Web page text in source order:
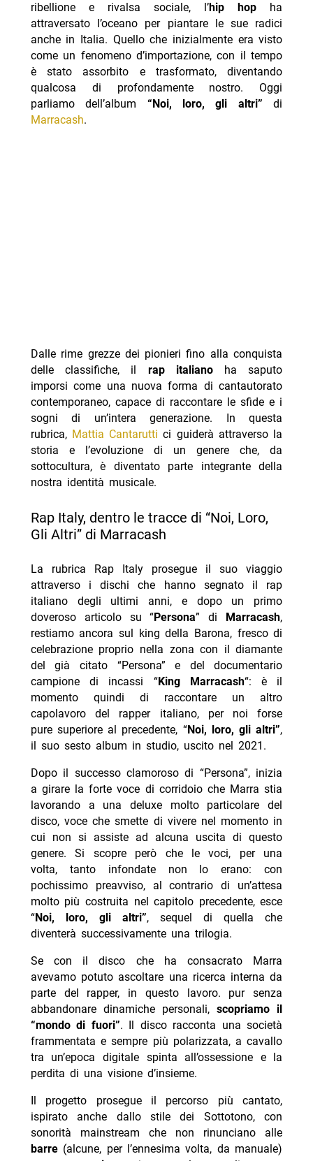
ribellione e rivalsa sociale, l’hip hop ha
attraversato l’oceano per piantare le sue radici
anche in Italia. Quello che inizialmente era visto
come un fenomeno d’importazione, con il tempo
è stato assorbito e trasformato, diventando
qualcosa di profondamente nostro. Oggi
parliamo dell’album “Noi, loro, gli altri”di
Marracash.
Dalle rime grezze dei pionieri fino alla conquista
delle classifiche, il rap italianoha saputo
imporsi come una nuova forma di cantautorato
contemporaneo, capace di raccontare le sfide e i
sogni di un’intera generazione. In questa
rubrica, Mattia Cantarutti ci guiderà attraverso la
storia e l’evoluzione di un genere che, da
sottocultura, è diventato parte integrante della
nostra identità musicale.
Rap Italy, dentro le tracce di “Noi, Loro,
Gli Altri” di Marracash
La rubrica Rap Italy prosegue il suo viaggio
attraverso i dischi che hanno segnato il rap
italiano degli ultimi anni, e dopo un primo
doveroso articolo su “Persona” di Marracash,
restiamo ancora sul king della Barona, fresco di
celebrazione proprio nella zona con il diamante
del già citato “Persona” e del documentario
campione di incassi “King Marracash“: è il
momento quindi di raccontare un altro
capolavoro del rapper italiano, per noi forse
pure superiore al precedente, “Noi, loro, gli altri”,
il suo sesto album in studio, uscito nel 2021.
Dopo il successo clamoroso di “Persona”, inizia
a girare la forte voce di corridoio che Marra stia
lavorando a una deluxe molto particolare del
disco, voce che smette di vivere nel momento in
cui non si assiste ad alcuna uscita di questo
genere. Si scopre però che le voci, per una
volta, tanto infondate non lo erano: con
pochissimo preavviso, al contrario di un’attesa
molto più costruita nel capitolo precedente, esce
“Noi, loro, gli altri”, sequel di quella che
diventerà successivamente una trilogia.
Se con il disco che ha consacrato Marra
avevamo potuto ascoltare una ricerca interna da
parte del rapper, in questo lavoro. pur senza
abbandonare dinamiche personali,scopriamo il
“mondo di fuori”. Il disco racconta una società
frammentata e sempre più polarizzata, a cavallo
tra un’epoca digitale spinta all’ossessione e la
perdita di una visione d’insieme.
Il progetto prosegue il percorso più cantato,
ispirato anche dallo stile dei Sottotono, con
sonorità mainstream che non rinunciano alle
barre(alcune, per l’ennesima volta, da manuale)